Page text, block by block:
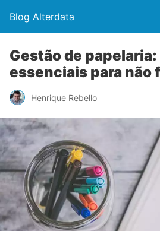
Blog Alterdata
Gestão de
essenciais para não
Henrique Rebello